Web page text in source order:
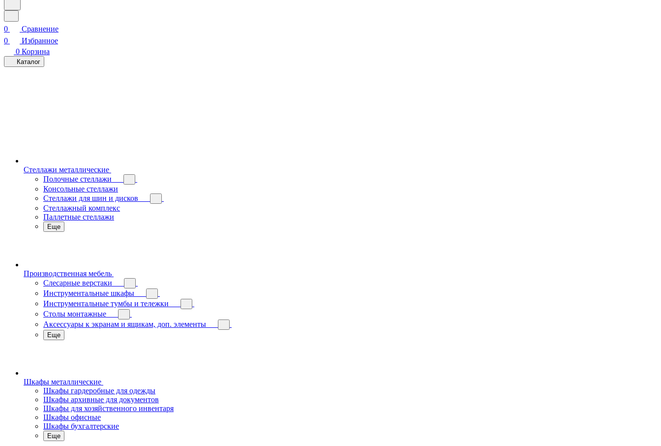
0
Сравнение
0
Избранное
0 Корзина
Каталог
Стеллажи металлические
Полочные стеллажи
Консольные стеллажи
Стеллажи для шин и дисков
Стеллажный комплекс
Паллетные стеллажи
Еще
Производственная мебель
Слесарные верстаки
Инструментальные шкафы
Инструментальные тумбы и тележки
Столы монтажные
Аксессуары к экранам и ящикам, доп. элементы
Еще
Шкафы металлические
Шкафы гардеробные для одежды
Шкафы архивные для документов
Шкафы для хозяйственного инвентаря
Шкафы офисные
Шкафы бухгалтерские
Еще